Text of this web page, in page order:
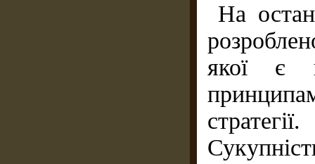
На
якої є
стратегії.